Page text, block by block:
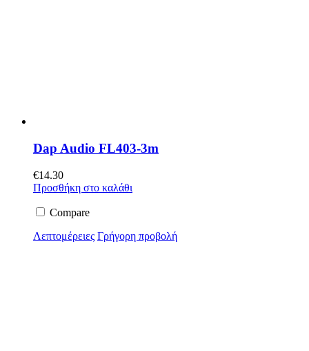
Dap Audio FL403-3m
€14.30
Προσθήκη στο καλάθι
Compare
Λεπτομέρειες Γρήγορη προβολή